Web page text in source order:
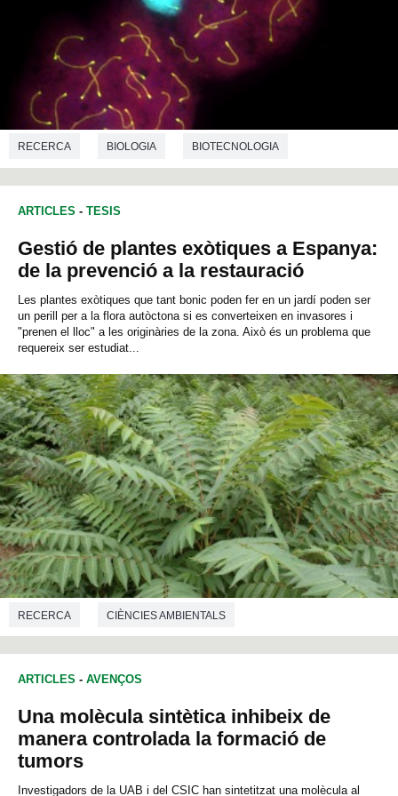
RECERCA BIOLOGIA BIOTECNOLOGIA
ARTICLES - TESIS
Gestió de plantes exòtiques a Espanya:
de la prevenció a la restauració
Les plantes exòtiques que tant bonic poden fer en un jardí poden ser
un perill per a la flora autòctona si es converteixen en invasores i
"prenen el lloc" a les originàries de la zona. Això és un problema que
requereix ser estudiat...
RECERCA CIÈNCIES AMBIENTALS
ARTICLES - AVENÇOS
Una molècula sintètica inhibeix de
manera controlada la formació de
tumors
Investigadors de la UAB i del CSIC han sintetitzat una molècula al